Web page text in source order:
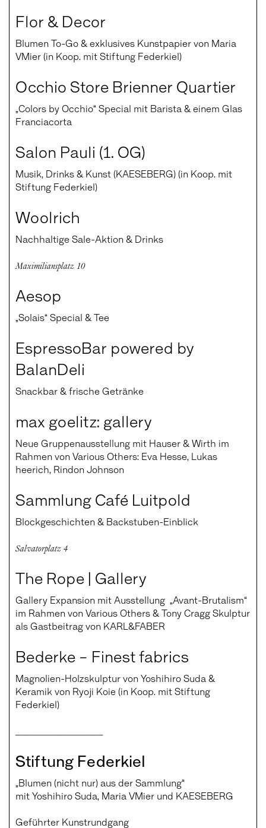
Flor & Decor
Blumen To-Go & exklusives Kunstpapier von Maria
VMier (in Koop. mit Stiftung Federkiel)
Occhio Store Brienner Quartier
„Colors by Occhio“ Special mit Barista & einem Glas
Franciacorta
Salon Pauli (1. OG)
Musik, Drinks & Kunst (KAESEBERG) (in Koop. mit
Stiftung Federkiel)
Woolrich
Nachhaltige Sale-Aktion & Drinks
Maximiliansplatz 10
Aesop
„Solais“ Special & Tee
EspressoBar powered by
BalanDeli
Snackbar & frische Getränke
max goelitz: gallery
Neue Gruppenausstellung mit Hauser & Wirth im
Rahmen von Various Others: Eva Hesse, Lukas
heerich, Rindon Johnson
Sammlung Café Luitpold
Blockgeschichten & Backstuben-Einblick
Salvatorplatz 4
The Rope | Gallery
Gallery Expansion mit Ausstellung „Avant-Brutalism“
im Rahmen von Various Others & Tony Cragg Skulptur
als Gastbeitrag von KARL&FABER
Bederke – Finest fabrics
Magnolien-Holzskulptur von Yoshihiro Suda &
Keramik von Ryoji Koie (in Koop. mit Stiftung
Federkiel)
Stiftung Federkiel
„Blumen (nicht nur) aus der Sammlung“
mit Yoshihiro Suda, Maria VMier und KAESEBERG
Geführter Kunstrundgang